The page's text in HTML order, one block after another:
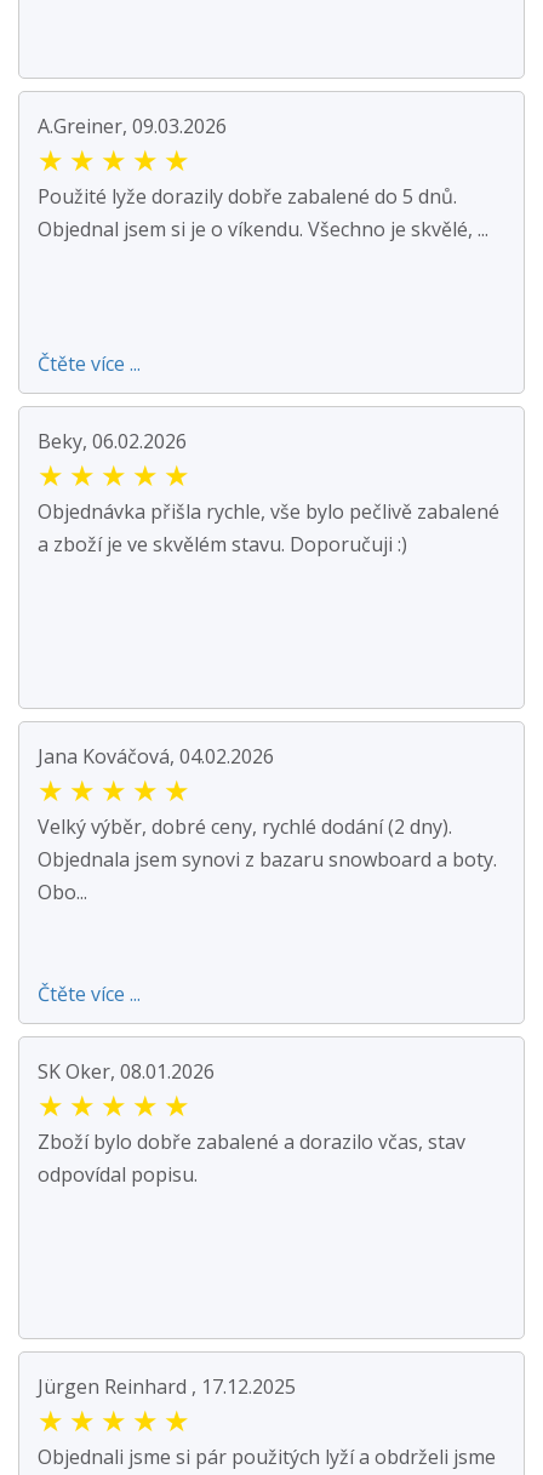
A.Greiner, 09.03.2026
★ ★ ★ ★ ★
Použité lyže dorazily dobře zabalené do 5 dnů.
Objednal jsem si je o víkendu. Všechno je skvělé, ...
Čtěte více ...
Beky, 06.02.2026
★ ★ ★ ★ ★
Objednávka přišla rychle, vše bylo pečlivě zabalené
a zboží je ve skvělém stavu. Doporučuji :)
Jana Kováčová, 04.02.2026
★ ★ ★ ★ ★
Velký výběr, dobré ceny, rychlé dodání (2 dny).
Objednala jsem synovi z bazaru snowboard a boty.
Obo...
Čtěte více ...
SK Oker, 08.01.2026
★ ★ ★ ★ ★
Zboží bylo dobře zabalené a dorazilo včas, stav
odpovídal popisu.
Jürgen Reinhard , 17.12.2025
★ ★ ★ ★ ★
Objednali jsme si pár použitých lyží a obdrželi jsme